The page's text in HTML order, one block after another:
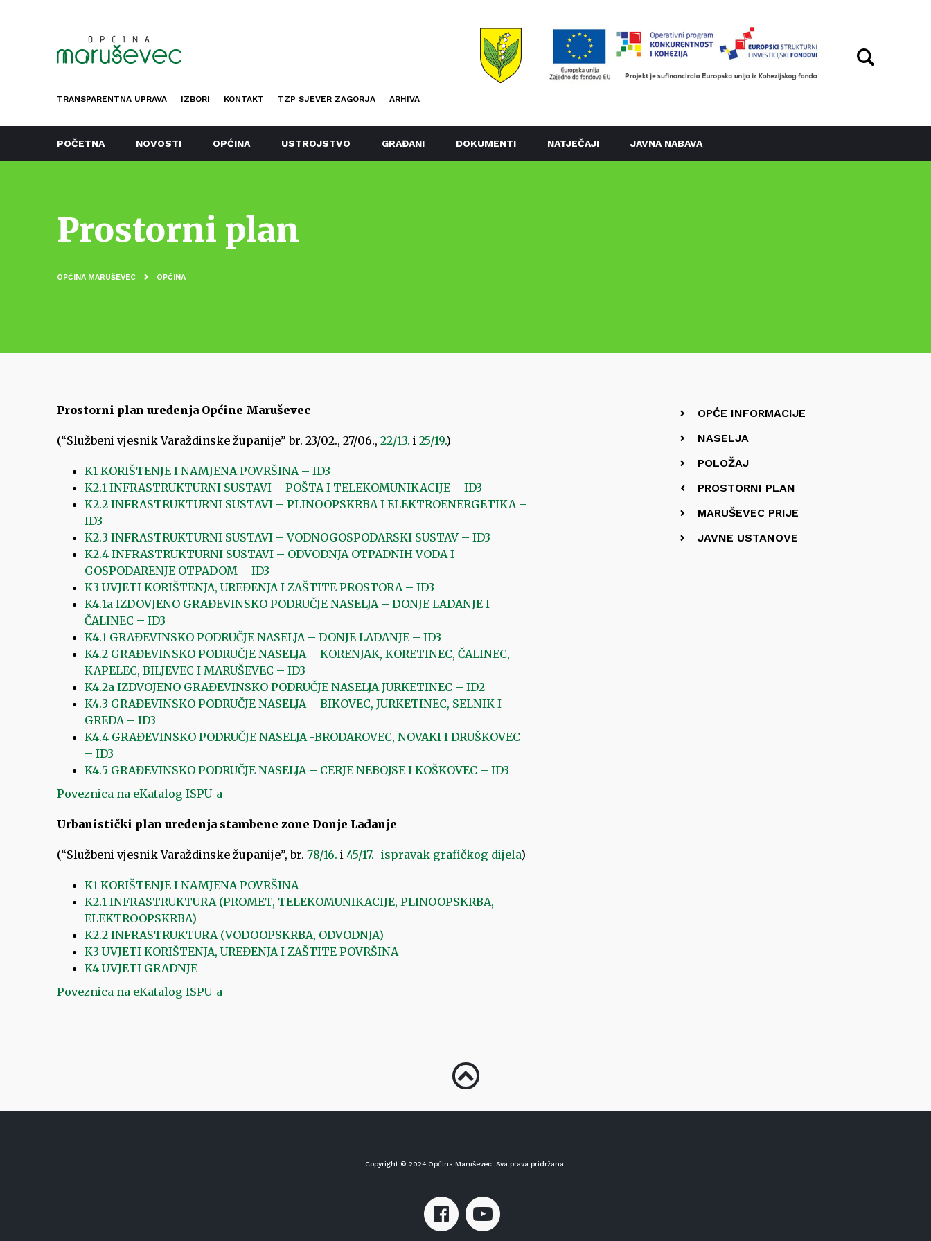
TRANSPARENTNA UPRAVA IZBORI KONTAKT TZP SJEVER ZAGORJA ARHIVA
POČETNA NOVOSTI OPĆINA USTROJSTVO GRAĐANI DOKUMENTI NATJEČAJI JAVNA NABAVA
Prostorni plan
OPĆINA MARUŠEVEC OPĆINA
Prostorni plan uređenja Općine Maruševec
(“Službeni vjesnik Varaždinske županije” br. 23/02., 27/06., 22/13. i 25/19.)
K1 KORIŠTENJE I NAMJENA POVRŠINA – ID3
K2.1 INFRASTRUKTURNI SUSTAVI – POŠTA I TELEKOMUNIKACIJE – ID3
K2.2 INFRASTRUKTURNI SUSTAVI – PLINOOPSKRBA I ELEKTROENERGETIKA –
ID3
K2.3 INFRASTRUKTURNI SUSTAVI – VODNOGOSPODARSKI SUSTAV – ID3
K2.4 INFRASTRUKTURNI SUSTAVI – ODVODNJA OTPADNIH VODA I
GOSPODARENJE OTPADOM – ID3
K3 UVJETI KORIŠTENJA, UREĐENJA I ZAŠTITE PROSTORA – ID3
K4.1a IZDOVJENO GRAĐEVINSKO PODRUČJE NASELJA – DONJE LADANJE I
ČALINEC – ID3
K4.1 GRAĐEVINSKO PODRUČJE NASELJA – DONJE LADANJE – ID3
K4.2 GRAĐEVINSKO PODRUČJE NASELJA – KORENJAK, KORETINEC, ČALINEC,
KAPELEC, BILJEVEC I MARUŠEVEC – ID3
K4.2a IZDVOJENO GRAĐEVINSKO PODRUČJE NASELJA JURKETINEC – ID2
K4.3 GRAĐEVINSKO PODRUČJE NASELJA – BIKOVEC, JURKETINEC, SELNIK I
GREDA – ID3
K4.4 GRAĐEVINSKO PODRUČJE NASELJA -BRODAROVEC, NOVAKI I DRUŠKOVEC
– ID3
K4.5 GRAĐEVINSKO PODRUČJE NASELJA – CERJE NEBOJSE I KOŠKOVEC – ID3
Poveznica na eKatalog ISPU-a
Urbanistički plan uređenja stambene zone Donje Ladanje
(“Službeni vjesnik Varaždinske županije”, br. 78/16. i 45/17.- ispravak grafičkog dijela)
K1 KORIŠTENJE I NAMJENA POVRŠINA
K2.1 INFRASTRUKTURA (PROMET, TELEKOMUNIKACIJE, PLINOOPSKRBA,
ELEKTROOPSKRBA)
K2.2 INFRASTRUKTURA (VODOOPSKRBA, ODVODNJA)
K3 UVJETI KORIŠTENJA, UREĐENJA I ZAŠTITE POVRŠINA
K4 UVJETI GRADNJE
Poveznica na eKatalog ISPU-a
OPĆE INFORMACIJE
NASELJA
POLOŽAJ
PROSTORNI PLAN
MARUŠEVEC PRIJE
JAVNE USTANOVE
Copyright © 2024 Općina Maruševec. Sva prava pridržana.